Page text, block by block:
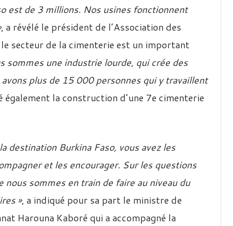
est de 3 millions. Nos usines fonctionnent
, a révélé le président de l’Association des
secteur de la cimenterie est un important
sommes une industrie lourde, qui crée des
plus de 15 000 personnes qui y travaillent
également la construction d’une 7e cimenterie
destination Burkina Faso, vous avez les
et les encourager. Sur les questions
sommes en train de faire au niveau du
», a indiqué pour sa part le ministre de
Harouna Kaboré qui a accompagné la